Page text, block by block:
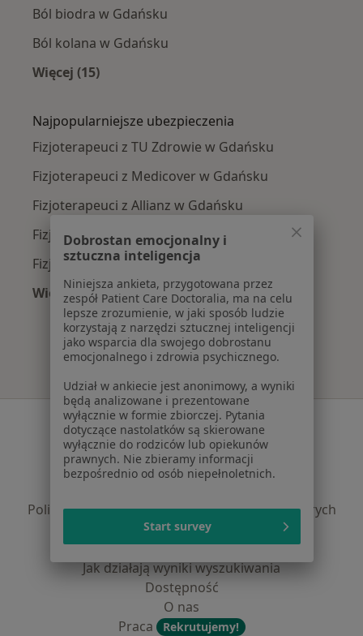
Ból biodra w Gdańsku
Ból kolana w Gdańsku
Więcej (15)
Najpopularniejsze ubezpieczenia
Fizjoterapeuci z TU Zdrowie w Gdańsku
Fizjoterapeuci z Medicover w Gdańsku
Fizjoterapeuci z Allianz w Gdańsku
Fizjoterapeuci z POLMED w Gdańsku
Fizjoterapeuci z Signal Iduna w Gdańsku
Więcej (7)
Więcej w kategorii: Najpopularniejsze
Serwis
Regulamin
Polityka prywatności pacjentów
Polityka prywatności dla profesjonalistów, których
dane pozyskaliśmy samodzielnie
Polityka cookies
Jak działają wyniki wyszukiwania
Dostępność
O nas
Praca
Rekrutujemy!
Dobrostan emocjonalny i
sztuczna inteligencja
Niniejsza ankieta, przygotowana przez
zespół Patient Care Doctoralia, ma na celu
lepsze zrozumienie, w jaki sposób ludzie
korzystają z narzędzi sztucznej inteligencji
jako wsparcia dla swojego dobrostanu
emocjonalnego i zdrowia psychicznego.
Udział w ankiecie jest anonimowy, a wyniki
będą analizowane i prezentowane
wyłącznie w formie zbiorczej. Pytania
dotyczące nastolatków są skierowane
wyłącznie do rodziców lub opiekunów
prawnych. Nie zbieramy informacji
bezpośrednio od osób niepełnoletnich.
Start survey